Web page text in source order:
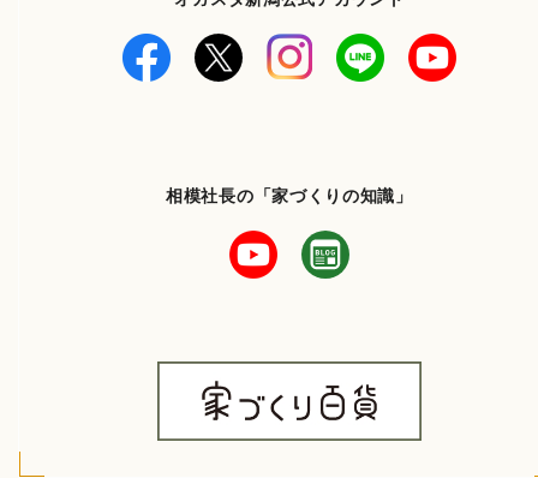
相模社長の「家づくりの知識」